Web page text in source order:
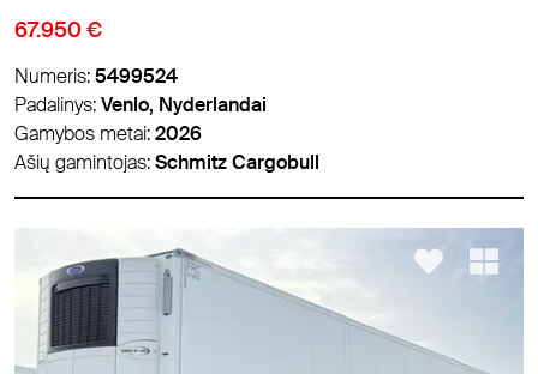
67.950 €
Numeris:5499524
Padalinys:Venlo, Nyderlandai
Gamybos metai:2026
Ašių gamintojas:Schmitz Cargobull